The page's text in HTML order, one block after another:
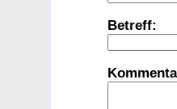
Betreff: